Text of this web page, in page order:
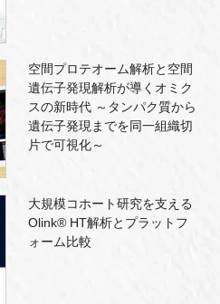
空間プロテオーム解析と空間
遺伝子発現解析が導くオミク
スの新時代 ～タンパク質から
遺伝子発現までを同一組織切
片で可視化～
大規模コホート研究を支える
Olink® HT解析とプラットフ
ォーム比較